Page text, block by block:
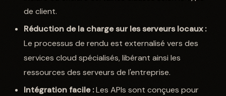
de client.
Réduction de la charge sur les serveurs locaux :
Le processus de rendu est externalisé vers des
services cloud spécialisés, libérant ainsi les
ressources des serveurs de l'entreprise.
Intégration facile :Les APIs sont conçues pour